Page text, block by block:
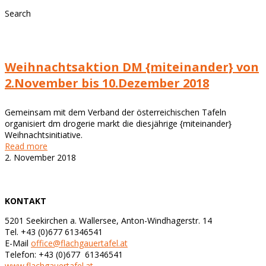
Search
Weihnachtsaktion DM {miteinander} von
2.November bis 10.Dezember 2018
Gemeinsam mit dem Verband der österreichischen Tafeln
organisiert dm drogerie markt die diesjährige {miteinander}
Weihnachtsinitiative.
Read more
2. November 2018
KONTAKT
5201 Seekirchen a. Wallersee, Anton-Windhagerstr. 14
Tel. +43 (0)677 61346541
E-Mail office@flachgauertafel.at
Telefon: +43 (0)677 61346541